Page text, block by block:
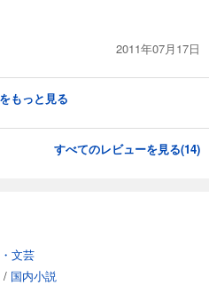
2011年07月17日
もっと見る
すべてのレビューを見る(14)
文芸
/ 国内小説